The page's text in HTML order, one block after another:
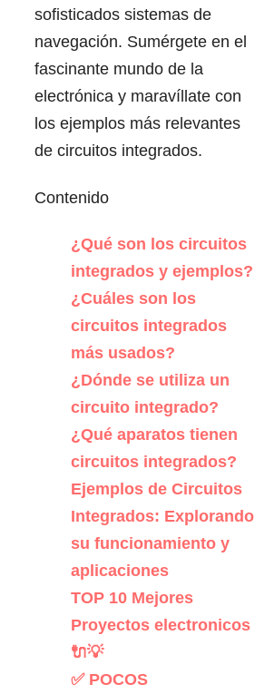
sofisticados sistemas de
navegación. Sumérgete en el
fascinante mundo de la
electrónica y maravíllate con
los ejemplos más relevantes
de circuitos integrados.
Contenido
¿Qué son los circuitos
integrados y ejemplos?
¿Cuáles son los
circuitos integrados
más usados?
¿Dónde se utiliza un
circuito integrado?
¿Qué aparatos tienen
circuitos integrados?
Ejemplos de Circuitos
Integrados: Explorando
su funcionamiento y
aplicaciones
TOP 10 Mejores
Proyectos electronicos
🔌💡
✅ POCOS